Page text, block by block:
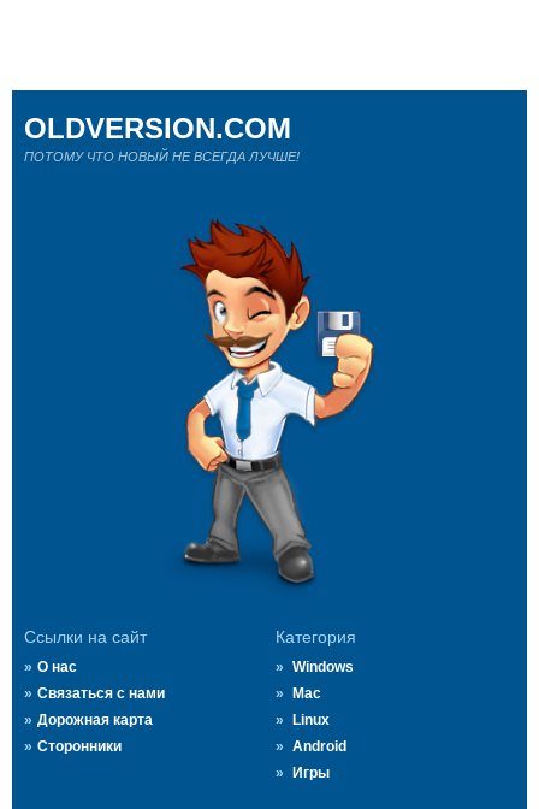
Ссылки на сайт
О нас
Связаться с нами
Дорожная карта
Сторонники
Категория
Windows
Mac
Linux
Android
Игры
OLDVERSION.COM
ПОТОМУ ЧТО НОВЫЙ НЕ ВСЕГДА ЛУЧШЕ!